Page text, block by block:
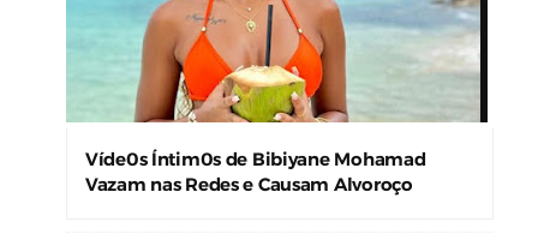
Víde0s Íntim0s de Bibiyane Mohamad
Vazam nas Redes e Causam Alvoroço